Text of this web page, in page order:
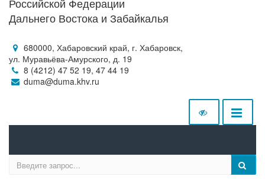
Дальнего Востока и Забайкалья
680000, Хабаровский край, г. Хабаровск,
ул. Муравьёва-Амурского, д. 19
8 (4212) 47 52 19, 47 44 19
duma@duma.khv.ru